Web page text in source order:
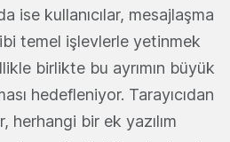
ise kullanıcılar, mesajlaşma
temel işlevlerle yetinmek
birlikte bu ayrımın büyük
hedefleniyor. Tarayıcıdan
herhangi bir ek yazılım